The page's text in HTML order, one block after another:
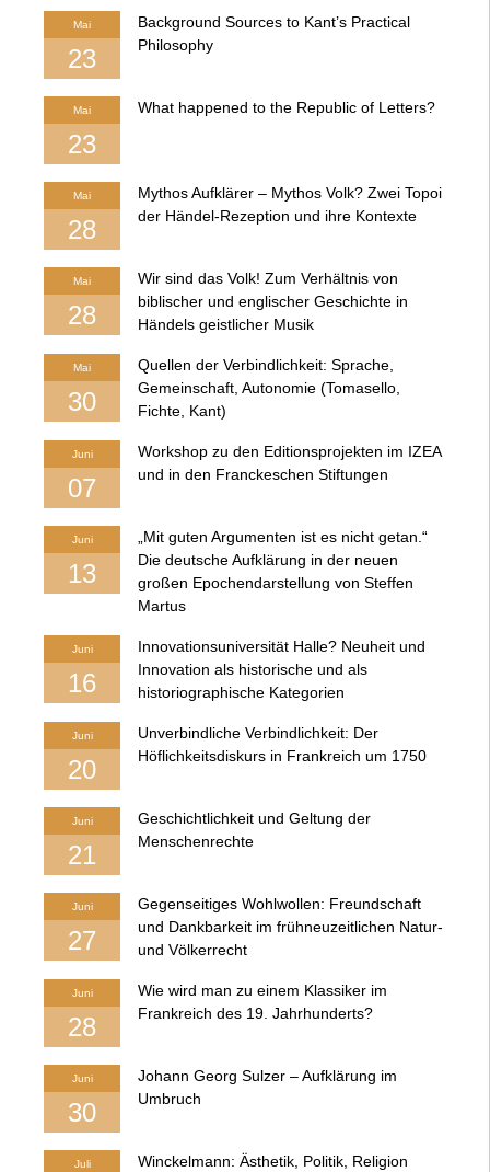
Mai
23
Background Sources to Kant’s Practical
Philosophy
Mai
23
What happened to the Republic of Letters?
Mai
28
Mythos Aufklärer – Mythos Volk? Zwei Topoi
der Händel-Rezeption und ihre Kontexte
Mai
28
Wir sind das Volk! Zum Verhältnis von
biblischer und englischer Geschichte in
Händels geistlicher Musik
Mai
30
Quellen der Verbindlichkeit: Sprache,
Gemeinschaft, Autonomie (Tomasello,
Fichte, Kant)
Juni
07
Workshop zu den Editionsprojekten im IZEA
und in den Franckeschen Stiftungen
Juni
13
„Mit guten Argumenten ist es nicht getan.“
Die deutsche Aufklärung in der neuen
großen Epochendarstellung von Steffen
Martus
Juni
16
Innovationsuniversität Halle? Neuheit und
Innovation als historische und als
historiographische Kategorien
Juni
20
Unverbindliche Verbindlichkeit: Der
Höflichkeitsdiskurs in Frankreich um 1750
Juni
21
Geschichtlichkeit und Geltung der
Menschenrechte
Juni
27
Gegenseitiges Wohlwollen: Freundschaft
und Dankbarkeit im frühneuzeitlichen Natur-
und Völkerrecht
Juni
28
Wie wird man zu einem Klassiker im
Frankreich des 19. Jahrhunderts?
Juni
30
Johann Georg Sulzer – Aufklärung im
Umbruch
Juli Winckelmann: Ästhetik, Politik, Religion